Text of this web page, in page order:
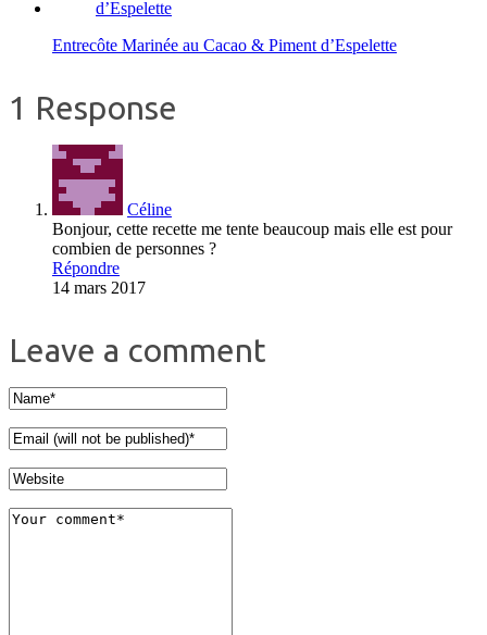
Entrecôte Marinée au Cacao & Piment d’Espelette
1 Response
Céline
Bonjour, cette recette me tente beaucoup mais elle est pour
combien de personnes ?
Répondre
14 mars 2017
Leave a comment